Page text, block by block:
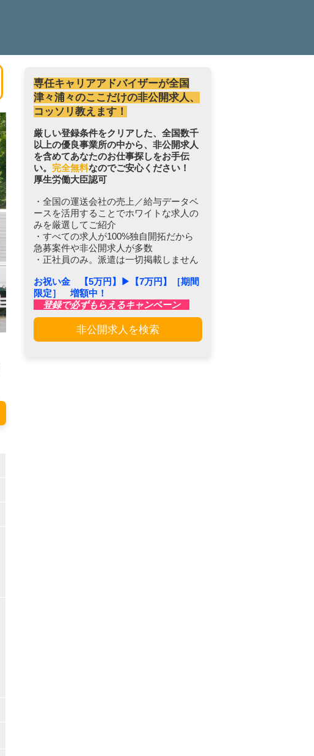
専任キャリアアドバイザーが全国
津々浦々のここだけの非公開求人、
コッソリ教えます！
厳しい登録条件をクリアした、全国数千
以上の優良事業所の中から、非公開求人
を含めてあなたのお仕事探しをお手伝
い。 完全無料なのでご安心ください！
厚生労働大臣認可
・全国の運送会社の売上／給与データベ
ースを活用することでホワイトな求人の
みを厳選してご紹介
・すべての求人が100%独自開拓だから
急募案件や非公開求人が多数
・正社員のみ。派遣は一切掲載しません
お祝い金 【5万円】▶︎【7万円】［期間
限定］ 増額中！
登録で必ずもらえるキャンペーン
非公開求人を検索